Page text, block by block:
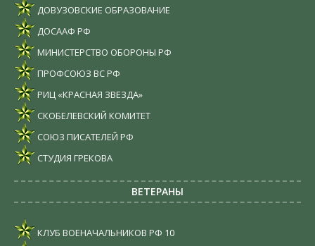
ДОВУЗОВСКИЕ ОБРАЗОВАНИЕ
ДОСААФ РФ
МИНИСТЕРСТВО ОБОРОНЫ РФ
ПРОФСОЮЗ ВС РФ
РИЦ «КРАСНАЯ ЗВЕЗДА»
СКОБЕЛЕВСКИЙ КОМИТЕТ
СОЮЗ ПИСАТЕЛЕЙ РФ
СТУДИЯ ГРЕКОВА
ВЕТЕРАНЫ
КЛУБ ВОЕНАЧАЛЬНИКОВ РФ 10